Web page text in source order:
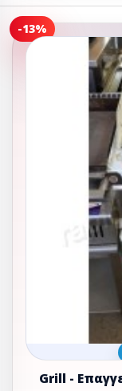
-13%
Grill -